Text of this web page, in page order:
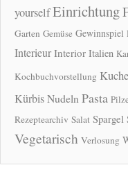
yourselfEinrichtung
Garten Gemüse Gewinnspiel
Interieur Interior Italien
Kochbuchvorstellung
KürbisNudeln Pasta Pilze
Rezeptearchiv Salat Spargel
Vegetarisch Verlosung